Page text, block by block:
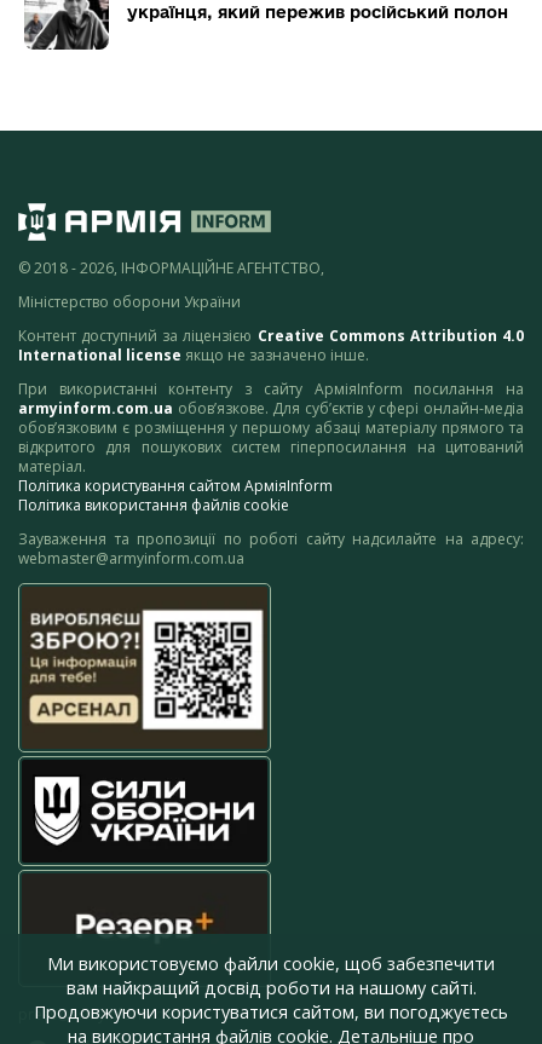
українця, який пережив російський полон
© 2018 - 2026, ІНФОРМАЦІЙНЕ АГЕНТСТВО,
Міністерство оборони України
Контент доступний за ліцензією Creative Commons Attribution 4.0
International license якщо не зазначено інше.
При використанні контенту з сайту АрміяInform посилання на
armyinform.com.ua обов’язкове. Для суб’єктів у сфері онлайн-медіа
обов’язковим є розміщення у першому абзаці матеріалу прямого та
відкритого для пошукових систем гіперпосилання на цитований
матеріал.
Політика користування сайтом АрміяInform
Політика використання файлів cookie
Зауваження та пропозиції по роботі сайту надсилайте на адресу:
webmaster@armyinform.com.ua
press@armyinform.com.ua
Ми використовуємо файли cookie, щоб забезпечити
вам найкращий досвід роботи на нашому сайті.
Продовжуючи користуватися сайтом, ви погоджуєтесь
на використання файлів cookie. Детальніше про